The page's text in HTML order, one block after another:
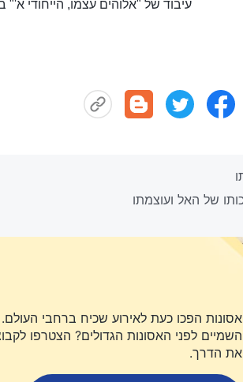
עיבוד של "אלוהים עצמו, הייחודי
אסונות הפכו כעת לאירוע שכיח ברחבי
השמיים לפני האסונות הגדולים? הצטרפו
את הדרך.